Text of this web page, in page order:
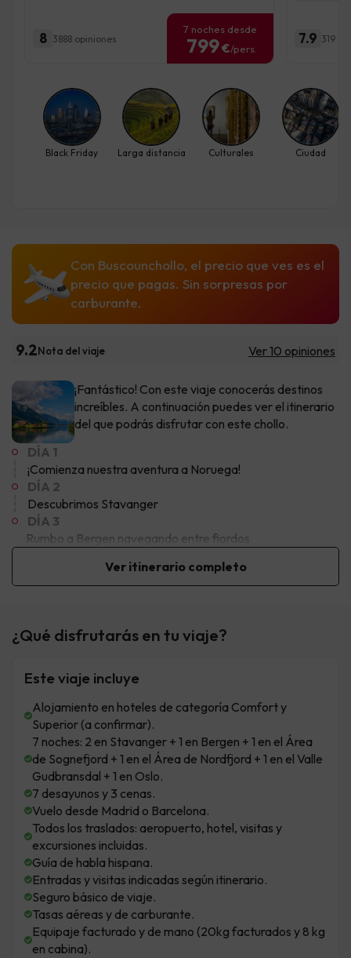
Con Buscounchollo, el precio que ves es el
precio que pagas. Sin sorpresas por
carburante.
9.2Nota del viaje Ver 10 opiniones
¡Fantástico! Con este viaje conocerás destinos
increíbles. A continuación puedes ver el itinerario
del que podrás disfrutar con este chollo.
DÍA 1
¡Comienza nuestra aventura a Noruega!
DÍA 2
Descubrimos Stavanger
DÍA 3
Rumbo a Bergen navegando entre fiordos
Ver itinerario completo
¿Qué disfrutarás en tu viaje?
Este viaje incluye
Alojamiento en hoteles de categoría Comfort y
Superior (a confirmar).
7 noches: 2 en Stavanger + 1 en Bergen + 1 en el Área
de Sognefjord + 1 en el Área de Nordfjord + 1 en el Valle
Gudbransdal + 1 en Oslo.
7 desayunos y 3 cenas.
Vuelo desde Madrid o Barcelona.
Todos los traslados: aeropuerto, hotel, visitas y
excursiones incluidas.
Guía de habla hispana.
Entradas y visitas indicadas según itinerario.
Seguro básico de viaje.
Tasas aéreas y de carburante.
Equipaje facturado y de mano (20kg facturados y 8 kg
en cabina).
8 3888 opiniones
7 noches desde
799€/pers.
7.9 319
Black Friday Larga distancia Culturales Ciudad